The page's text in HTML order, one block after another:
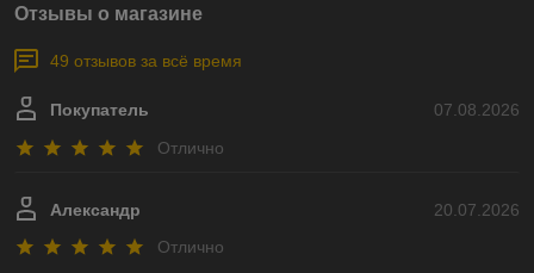
Отзывы о магазине
49 отзывов за всё время
07.08.2026
Покупатель
Отлично
20.07.2026
Александр
Отлично